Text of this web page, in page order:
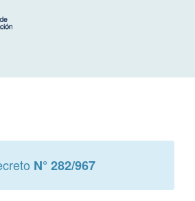
N° 282/967